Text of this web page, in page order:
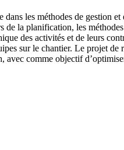
les méthodes de gestion et
la planification, les
des activités et de leurs
sur le chantier. Le projet de
comme objectif